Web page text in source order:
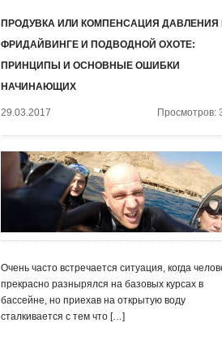
ПРОДУВКА ИЛИ КОМПЕНСАЦИЯ ДАВЛЕНИЯ
ФРИДАЙВИНГЕ И ПОДВОДНОЙ ОХОТЕ:
ПРИНЦИПЫ И ОСНОВНЫЕ ОШИБКИ
НАЧИНАЮЩИХ
29.03.2017 Просмотров:
Очень часто встречается ситуация, когда
прекрасно разнырялся на базовых курсах в
бассейне, но приехав на открытую воду
сталкивается с тем что […]